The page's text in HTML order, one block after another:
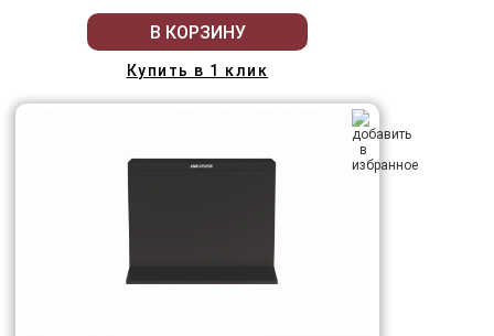
В КОРЗИНУ
Купить в 1 клик